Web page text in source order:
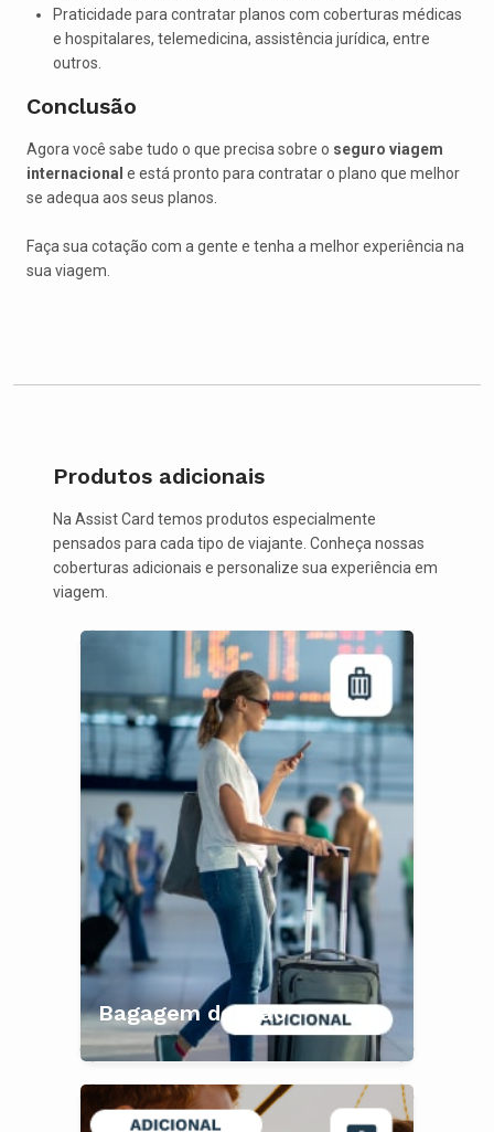
Praticidade para contratar planos com coberturas médicas
e hospitalares, telemedicina, assistência jurídica, entre
outros.
Conclusão
Agora você sabe tudo o que precisa sobre o seguro viagem
internacional e está pronto para contratar o plano que melhor
se adequa aos seus planos.
Faça sua cotação com a gente e tenha a melhor experiência na
sua viagem.
Produtos adicionais
Na Assist Card temos produtos especialmente
pensados para cada tipo de viajante. Conheça nossas
coberturas adicionais e personalize sua experiência em
viagem.
Bagagem de Mão